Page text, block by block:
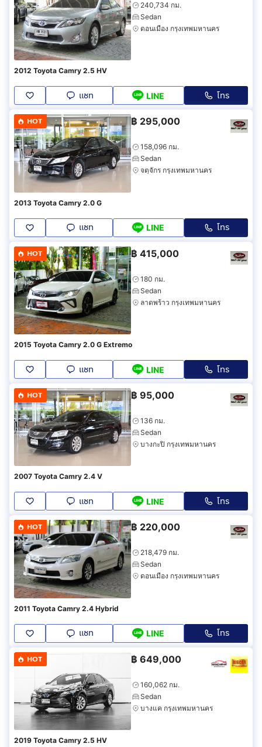
240,734 กม.
Sedan
ดอนเมือง กรุงเทพมหานคร
2012 Toyota Camry 2.5 HV
แชท LINE โทร
HOT ฿ 295,000
158,096 กม.
Sedan
จตุจักร กรุงเทพมหานคร
2013 Toyota Camry 2.0 G
แชท LINE โทร
HOT ฿ 415,000
180 กม.
Sedan
ลาดพร้าว กรุงเทพมหานคร
2015 Toyota Camry 2.0 G Extremo
แชท LINE โทร
HOT ฿ 95,000
136 กม.
Sedan
บางกะปิ กรุงเทพมหานคร
2007 Toyota Camry 2.4 V
แชท LINE โทร
HOT ฿ 220,000
218,479 กม.
Sedan
ดอนเมือง กรุงเทพมหานคร
2011 Toyota Camry 2.4 Hybrid
แชท LINE โทร
HOT ฿ 649,000
160,062 กม.
Sedan
บางแค กรุงเทพมหานคร
2019 Toyota Camry 2.5 HV